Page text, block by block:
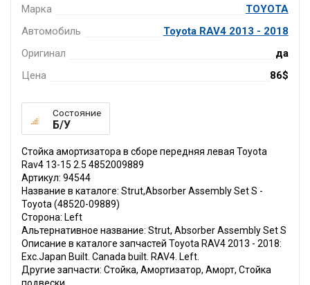
Марка
TOYOTA
Автомобиль
Toyota RAV4 2013 - 2018
Оригинал
да
Цена
86$
Состояние
Б/У
Стойка амортизатора в сборе передняя левая Toyota
Rav4 13-15 2.5 4852009889
Артикул: 94544
Название в каталоге: Strut,Absorber Assembly Set S -
Toyota (48520-09889)
Сторона: Left
Альтернативное название: Strut, Absorber Assembly Set S
Описание в каталоге запчастей Toyota RAV4 2013 - 2018:
Exc.Japan Built. Canada built. RAV4. Left.
Другие запчасти: Стойка, Амортизатор, Аморт, Стойка